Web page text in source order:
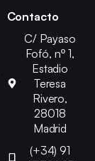
Contacto
C/ Payaso
Fofó, nº 1,
Estadio
Teresa
Rivero,
28018
Madrid
(+34) 91